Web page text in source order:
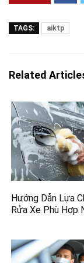
TAGS: aiktp
Related
Hướng Dẫn Lựa
Rửa Xe Phù Hợp